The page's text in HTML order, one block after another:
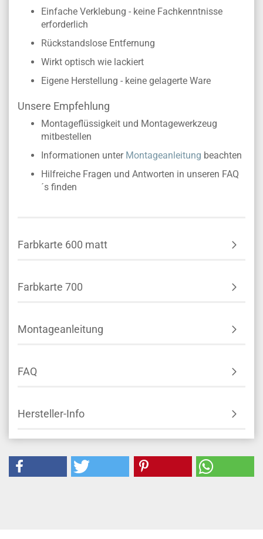
Einfache Verklebung - keine Fachkenntnisse
erforderlich
Rückstandslose Entfernung
Wirkt optisch wie lackiert
Eigene Herstellung - keine gelagerte Ware
Unsere Empfehlung
Montageflüssigkeit und Montagewerkzeug
mitbestellen
Informationen unter Montageanleitung beachten
Hilfreiche Fragen und Antworten in unseren FAQ
´s finden
Farbkarte 600 matt
Farbkarte 700
Montageanleitung
FAQ
Hersteller-Info